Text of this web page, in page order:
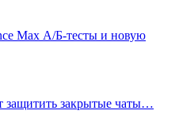
Max А/Б-тесты и новую
защитить закрытые чаты…